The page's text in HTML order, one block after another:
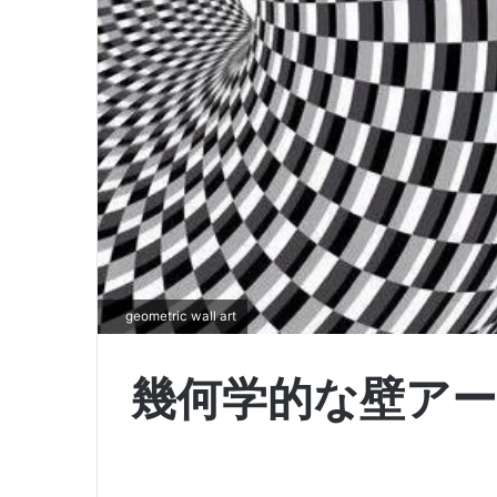
geometric wall art
幾何学的な壁ア